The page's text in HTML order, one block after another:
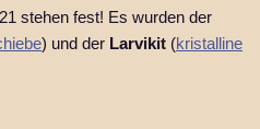
stehen fest! Es wurden der
) und der Larvikit (kristalline